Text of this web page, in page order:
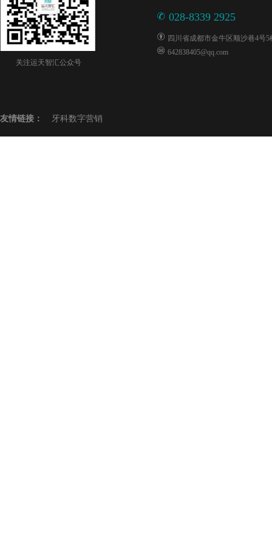
关注运天智汇公众号
028-8339 2925
四川省成都市金牛区顺沙巷4号5
642838405@qq.com
友情链接： 牙科数字营销